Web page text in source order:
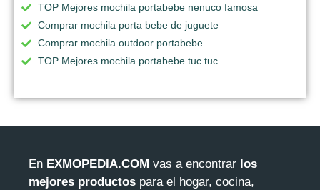
TOP Mejores mochila portabebe nenuco famosa
Comprar mochila porta bebe de juguete
Comprar mochila outdoor portabebe
TOP Mejores mochila portabebe tuc tuc
En EXMOPEDIA.COM vas a encontrar los
mejores productos para el hogar, cocina,